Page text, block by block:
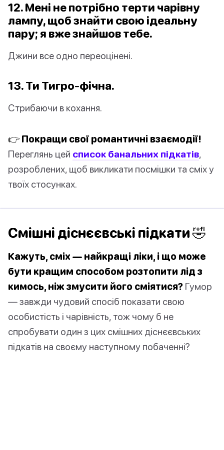
12. Мені не потрібно терти чарівну
лампу, щоб знайти свою ідеальну
пару; я вже знайшов тебе.
Джини все одно переоцінені.
13. Ти Тигро-фічна.
Стрибаючи в кохання.
👉 Покращи свої романтичні взаємодії!
Переглянь цей список банальних підкатів,
розроблених, щоб викликати посмішки та сміх у
твоїх стосунках.
Смішні діснєєвські підкати 🤣
Кажуть, сміх — найкращі ліки, і що може
бути кращим способом розтопити лід з
кимось, ніж змусити його сміятися? Гумор
— завжди чудовий спосіб показати свою
особистість і чарівність, тож чому б не
спробувати один з цих смішних діснєєвських
підкатів на своєму наступному побаченні?